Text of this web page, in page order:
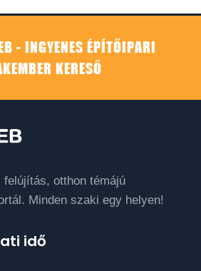
- INGYENES ÉPÍTŐIPARI
KERESŐ
otthon témájú
Minden szaki egy helyen!
idő